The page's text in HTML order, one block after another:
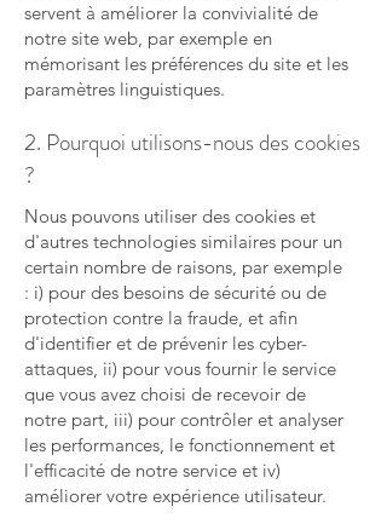
servent à améliorer la convivialité de
notre site web, par exemple en
mémorisant les préférences du site et les
paramètres linguistiques.
2. Pourquoi utilisons-nous des cookies
?
Nous pouvons utiliser des cookies et
d'autres technologies similaires pour un
certain nombre de raisons, par exemple
: i) pour des besoins de sécurité ou de
protection contre la fraude, et afin
d'identifier et de prévenir les cyber-
attaques, ii) pour vous fournir le service
que vous avez choisi de recevoir de
notre part, iii) pour contrôler et analyser
les performances, le fonctionnement et
l'efficacité de notre service et iv)
améliorer votre expérience utilisateur.